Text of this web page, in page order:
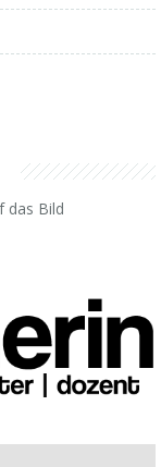
das Bild